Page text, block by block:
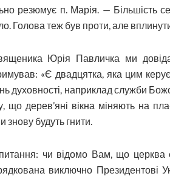
резюмує п. Марія. — Більшість
Голова теж був проти, але вплинути
Юрія Павличка ми
«Є двадцятка, яка цим
духовності, наприклад служби
що дерев’яні вікна міняють на
знову будуть гнити.
чи відомо Вам, що церква є
виключно Президентові